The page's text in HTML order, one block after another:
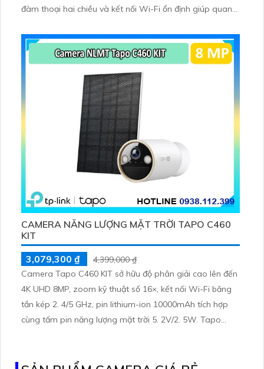
đàm thoại hai chiều và kết nối Wi-Fi ổn định giúp quan
256GB hoặc lưu đám mây dễ lắp đặt cho gia đình và văn
phòng nhỏ.
CAMERA NĂNG LƯỢNG MẶT TRỜI TAPO C460
KIT
3,079,300 ₫
4,399,000 ₫
Camera Tapo C460 KIT sở hữu độ phân giải cao lên đến
4K UHD 8MP, zoom kỹ thuật số 16×, kết nối Wi-Fi băng
tần kép 2. 4/5 GHz, pin lithium-ion 10000mAh tích hợp
cùng tấm pin năng lượng mặt trời 5. 2V/2. 5W. Tapo